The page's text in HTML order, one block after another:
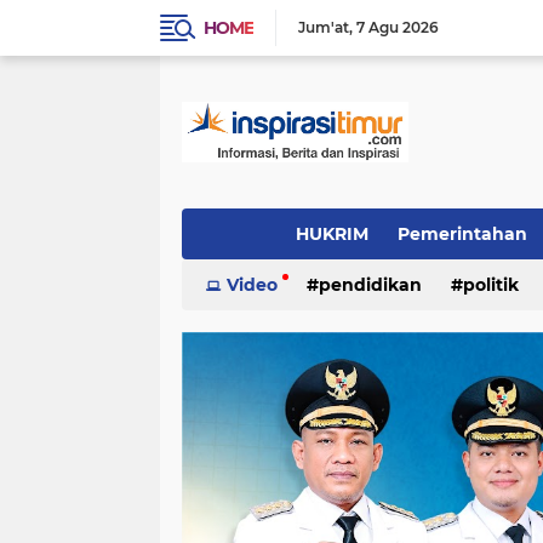
HOME Jum'at 7 Agu 2026
Indeks
HUKRIM
(1502)
Pemerintahan
(1324)
PENDIDIKAN POLITIK
(337) (244)
Daerah
(96)
OTOMOTIF
(90)
LIFE STYLE
Video pendidikan politik
video/foto